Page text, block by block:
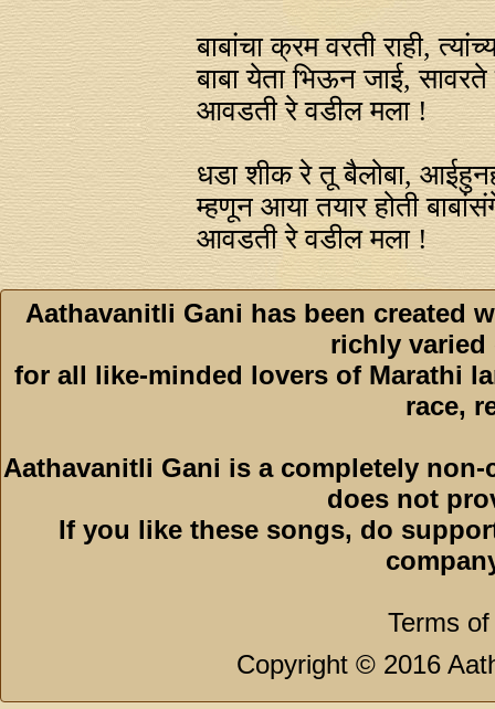
बाबांचा क्रम वरती राही,
बाबा येता भिऊन जाई, सावरते
आवडती रे वडील मला !
धडा शीक रे तू बैलोबा, आईहुनही
म्हणून आया तयार होती
आवडती रे वडील मला !
Aathavanitli Gani has been created
richly varied
for all like-minded lovers of Marathi
race,
Aathavanitli Gani is a completely
does not
If you like these songs, do
Terms
Copyright © 2016